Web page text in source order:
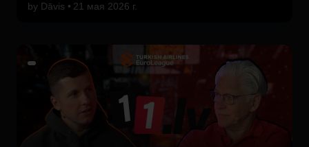
by Dāvis 21 мая 2026 г.